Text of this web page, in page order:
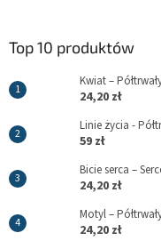
Top 10 produktów
Kwiat –
24,20 zł
Linie życia -
59 zł
Bicie serca –
24,20 zł
Motyl –
24,20 zł